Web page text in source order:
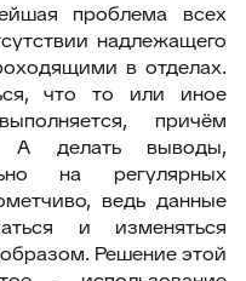
проблема всех
надлежащего
в отделах.
что то или иное
причём
делать выводы,
на регулярных
ведь данные
и изменяться
Решение этой